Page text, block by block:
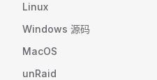
Linux
Windows 源码
MacOS
unRaid